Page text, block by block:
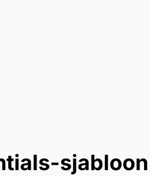
sjabloon